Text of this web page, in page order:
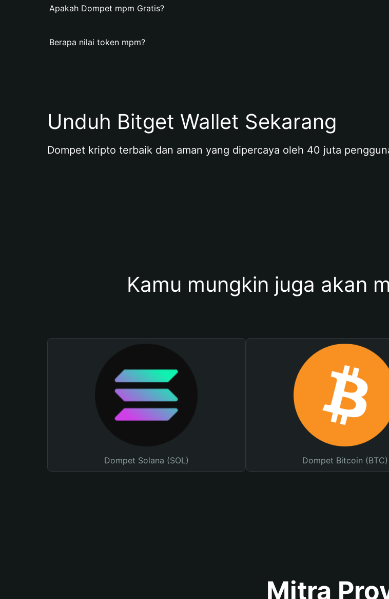
Apakah Dompet mpm Gratis?
Berapa nilai token mpm?
Unduh Bitget Wallet Sekarang
Dompet kripto terbaik dan aman yang dipercaya oleh 40 juta
Kamu mungkin juga akan
Dompet Solana (SOL) Dompet Bitcoin (BTC)
Mitra